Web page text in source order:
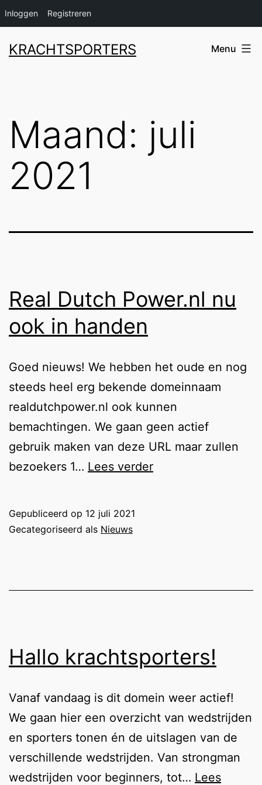
Inloggen Registreren
naar
KRACHTSPORTERS Menu
Maand: juli
2021
Real Dutch Power.nl nu
ook in handen
Goed nieuws! We hebben het oude en nog
steeds heel erg bekende domeinnaam
realdutchpower.nl ook kunnen
bemachtingen. We gaan geen actief
gebruik maken van deze URL maar zullen
bezoekers 1… Lees verderReal
Gepubliceerd op 12 juli 2021
Gecategoriseerd als Nieuws
Hallo krachtsporters!
Vanaf vandaag is dit domein weer actief!
We gaan hier een overzicht van wedstrijden
en sporters tonen én de uitslagen van de
verschillende wedstrijden. Van strongman
wedstrijden voor beginners, tot… Lees